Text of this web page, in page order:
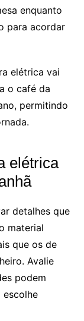
enquanto
para acordar
elétrica vai
o café da
permitindo
elétrica
detalhes que
material
que os de
Avalie
podem
escolhe